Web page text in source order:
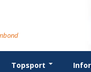
Topsport